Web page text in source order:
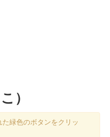
）
緑色のボタンをクリッ